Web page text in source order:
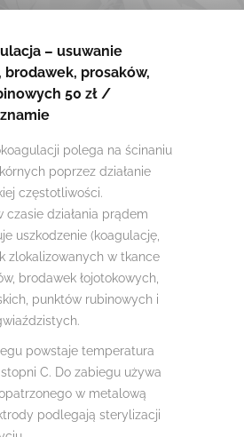
– usuwanie
brodawek, prosaków,
50 zł /
polega na ścinaniu
poprzez działanie
częstotliwości.
czasie działania prądem
uszkodzenie (koagulację,
zlokalizowanych w tkance
brodawek łojotokowych,
punktów rubinowych i
powstaje temperatura
C. Do zabiegu używa
w metalową
podlegają sterylizacji